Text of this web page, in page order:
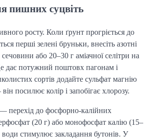
пишних суцвіть
росту. Коли ґрунт прогріється до
перші зелені бруньки, внесіть азотні
або 20–30 г аміачної селітри на
дає потужний поштовх пагонам і
сортів додайте сульфат магнію
посилює колір і запобігає хлорозу.
перехід до фосфорно-калійних
(20 г) або монофосфат калію (15–
води стимулює закладання бутонів. У